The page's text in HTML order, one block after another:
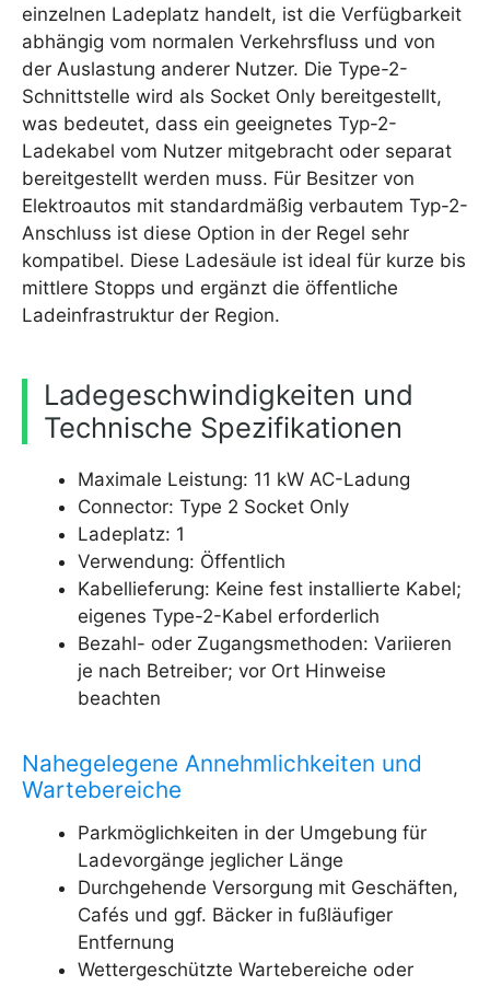
einzelnen Ladeplatz handelt, ist die Verfügbarkeit
abhängig vom normalen Verkehrsfluss und von
der Auslastung anderer Nutzer. Die Type-2-
Schnittstelle wird als Socket Only bereitgestellt,
was bedeutet, dass ein geeignetes Typ-2-
Ladekabel vom Nutzer mitgebracht oder separat
bereitgestellt werden muss. Für Besitzer von
Elektroautos mit standardmäßig verbautem Typ-2-
Anschluss ist diese Option in der Regel sehr
kompatibel. Diese Ladesäule ist ideal für kurze bis
mittlere Stopps und ergänzt die öffentliche
Ladeinfrastruktur der Region.
Ladegeschwindigkeiten und
Technische Spezifikationen
Maximale Leistung: 11 kW AC-Ladung
Connector: Type 2 Socket Only
Ladeplatz: 1
Verwendung: Öffentlich
Kabellieferung: Keine fest installierte Kabel;
eigenes Type-2-Kabel erforderlich
Bezahl- oder Zugangsmethoden: Variieren
je nach Betreiber; vor Ort Hinweise
beachten
Nahegelegene Annehmlichkeiten und
Wartebereiche
Parkmöglichkeiten in der Umgebung für
Ladevorgänge jeglicher Länge
Durchgehende Versorgung mit Geschäften,
Cafés und ggf. Bäcker in fußläufiger
Entfernung
Wettergeschützte Wartebereiche oder